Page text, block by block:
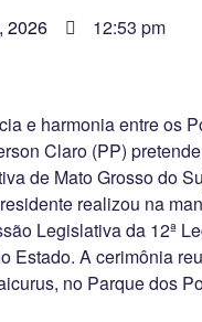
2026 12:53 pm
e harmonia entre os
Claro (PP)
de Mato Grosso do
realizou na
Legislativa da 12ª
Estado. A cerimônia
no Parque dos